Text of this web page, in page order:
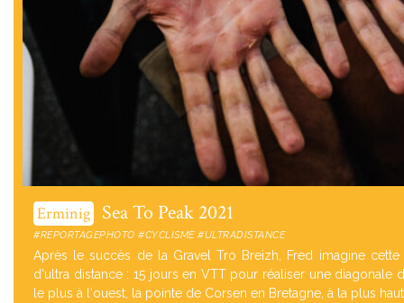
Erminig Sea To Peak 2021
#REPORTAGEPHOTO #CYCLISME #ULTRADISTANCE
Après le succès de la Gravel Tro Breizh, Fred imagine
d'ultra distance : 15 jours en VTT pour réaliser une diagonale
le plus à l'ouest, la pointe de Corsen en Bretagne, à la plus